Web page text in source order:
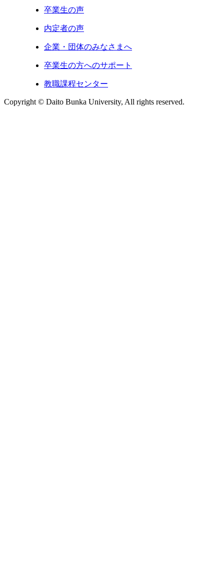
卒業生の声
内定者の声
企業・団体のみなさまへ
卒業生の方へのサポート
教職課程センター
Copyright © Daito Bunka University, All rights reserved.